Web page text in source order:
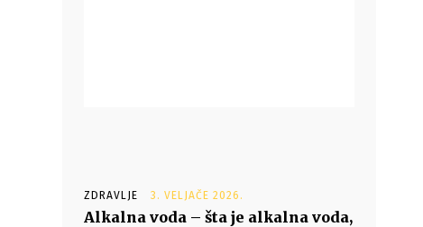
ZDRAVLJE 3. VELJAČE 2026.
Alkalna voda – šta je alkalna voda,